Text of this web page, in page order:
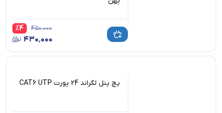
۴۵۰٬۰۰۰ %4
۴۳۰٬۰۰۰
پچ پنل لگراند 24 پورت CAT6 UTP